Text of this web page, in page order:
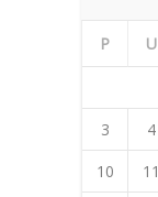
P U
3
4
10
11